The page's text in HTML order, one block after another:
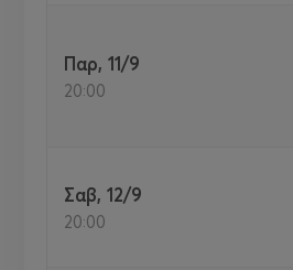
Παρ, 11/9
20:00
Σαβ, 12/9
20:00